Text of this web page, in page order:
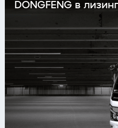
DONGFENG в